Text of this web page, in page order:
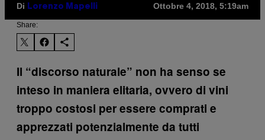
Di Lorenzo Mapelli Ottobre 4, 2018, 5:19am
Share:
Il “discorso naturale” non ha senso se
inteso in maniera elitaria, ovvero di vini
troppo costosi per essere comprati e
apprezzati potenzialmente da tutti